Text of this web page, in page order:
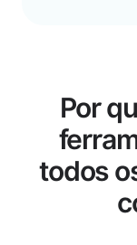
Por
todos